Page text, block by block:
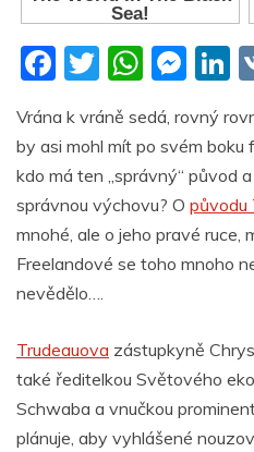
F
c
e
b
o
o
k
T
w
itt
er
W
at
s
A
p
p
M
ss
e
n
g
er
k
e
n
Vrána k vráně sedá, rovný
by asi mohl mít po svém boku
kdo má ten „správný“ původ
správnou výchovu? O původu
mnohé, ale o jeho pravé ruce,
Freelandové se toho mnoho
nevědělo….
Trudeauova zástupkyně
také ředitelkou Světového
Schwaba a vnučkou
plánuje, aby vyhlášené